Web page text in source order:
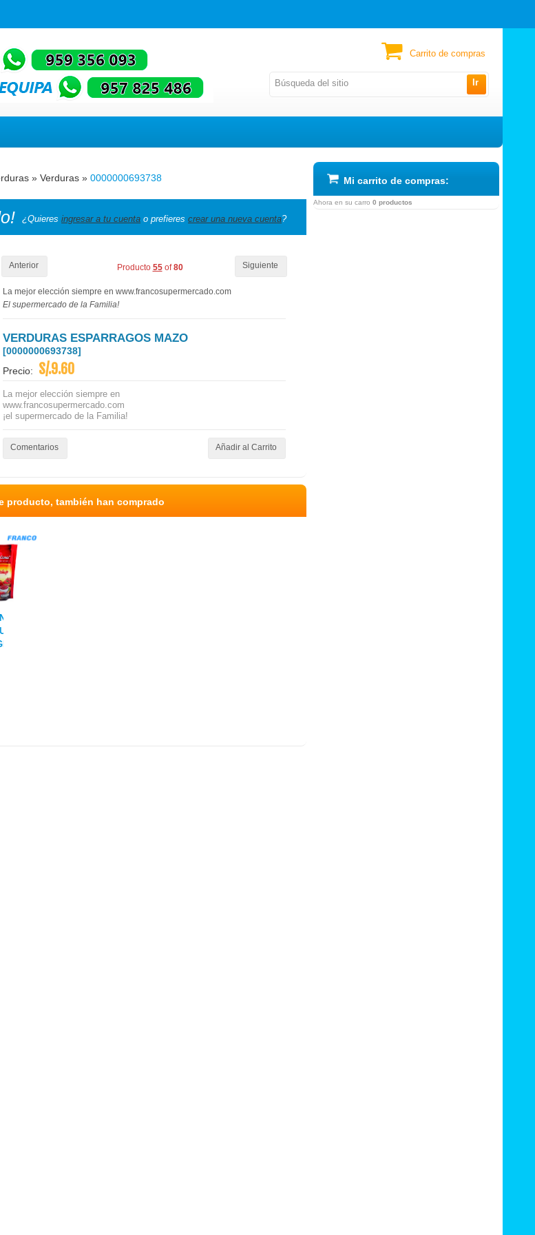
Ir
Carrito de compras
» Verduras » 0000000693738
¿Quieres ingresar a tu cuenta o prefieres crear una nueva cuenta?
Anterior Siguiente
Producto 55of80
La mejor elección siempre en www.francosupermercado.com
El supermercado de la Familia!
VERDURAS ESPARRAGOS MAZO
[0000000693738]
Precio: S/.9.60
La mejor elección siempre en
www.francosupermercado.com
¡el supermercado de la Familia!
Comentarios Añadir al Carrito
producto, también han comprado
Carrito
Mi carrito de compras:
Ahora en su carro 0 productos